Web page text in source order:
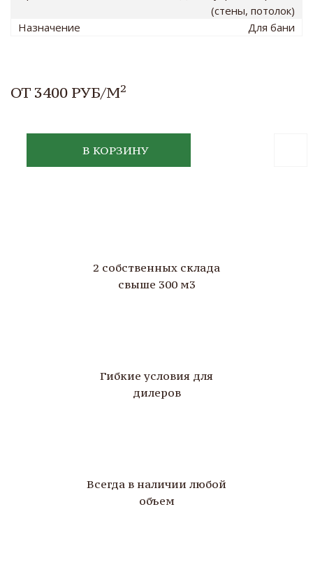
(стены, потолок)
Назначение
Для бани
ОТ 3400 РУБ/М2
В КОРЗИНУ
2 собственных склада
свыше 300 м3
Гибкие условия для
дилеров
Всегда в наличии любой
объем